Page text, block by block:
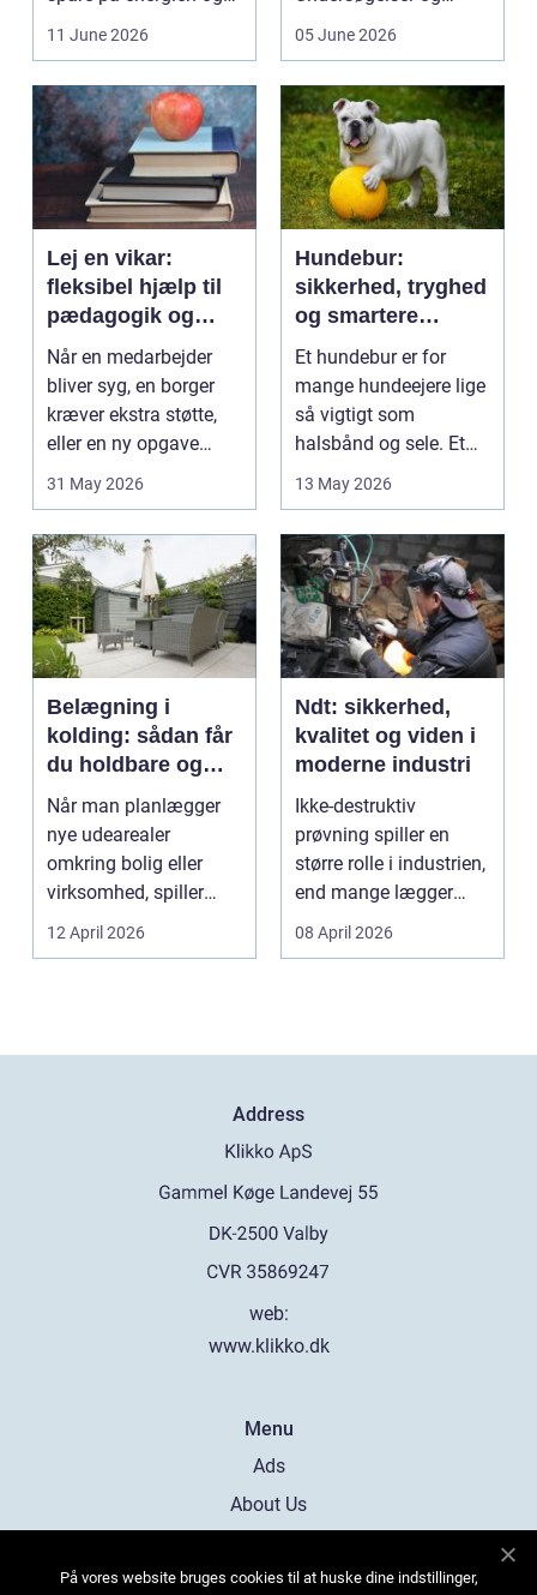
få et bedre indeklima
11 June 2026
behandlinger foregår i
05 June 2026
Lej en vikar:
fleksibel hjælp til
pædagogik og
sundhed
Når en medarbejder
bliver syg, en borger
kræver ekstra støtte,
eller en ny opgave
opstår fra dag til...
31 May 2026
Hundebur:
sikkerhed, tryghed
og smartere
hverdag med hund
Et hundebur er for
mange hundeejere lige
så vigtigt som
halsbånd og sele. Et
godt bur gi...
13 May 2026
Belægning i
kolding: sådan får
du holdbare og
flotte udearealer
Når man planlægger
nye udearealer
omkring bolig eller
virksomhed, spiller
belægningen en helt
centra...
12 April 2026
Ndt: sikkerhed,
kvalitet og viden i
moderne industri
Ikke-destruktiv
prøvning spiller en
større rolle i industrien,
end mange lægger
mærke til i hverdage...
08 April 2026
Address
web:
www.klikko.dk
Menu
Ads
About Us
Contact
På vores website bruges cookies til at huske dine indstillinger,